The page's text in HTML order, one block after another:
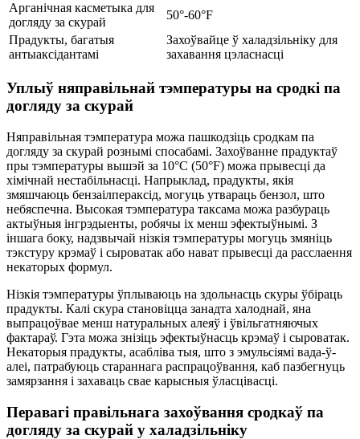
Арганічная касметыка для
догляду за скурай
50°-60°F
Прадукты, багатыя
антыаксідантамі
Захоўвайце ў халадзільніку для
захавання цэласнасці
Уплыў няправільнай тэмпературы на сродкі па
догляду за скурай
Няправільная тэмпература можа пашкодзіць сродкам па
догляду за скурай рознымі спосабамі. Захоўванне прадуктаў
пры тэмпературы вышэй за 10°C (50°F) можа прывесці да
хімічнай нестабільнасці. Напрыклад, прадукты, якія
змяшчаюць бензаілпераксід, могуць утвараць бензол, што
небяспечна. Высокая тэмпература таксама можа разбураць
актыўныя інгрэдыенты, робячы іх менш эфектыўнымі. З
іншага боку, надзвычай нізкія тэмпературы могуць змяніць
тэкстуру крэмаў і сыроватак або нават прывесці да расслаення
некаторых формул.
Нізкія тэмпературы ўплываюць на здольнасць скуры ўбіраць
прадукты. Калі скура становіцца занадта халоднай, яна
выпрацоўвае менш натуральных алеяў і ўвільгатняючых
фактараў. Гэта можа знізіць эфектыўнасць крэмаў і сыроватак.
Некаторыя прадукты, асабліва тыя, што з эмульсіямі вада-ў-
алеі, патрабуюць стараннага распрацоўвання, каб пазбегнуць
замярзання і захаваць свае карысныя ўласцівасці.
Перавагі правільнага захоўвання сродкаў па
догляду за скурай у халадзільніку